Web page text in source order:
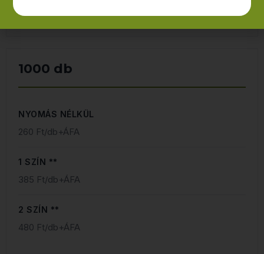
1000 db
NYOMÁS NÉLKÜL
260 Ft/db+ÁFA
1 SZÍN **
385 Ft/db+ÁFA
2 SZÍN **
480 Ft/db+ÁFA